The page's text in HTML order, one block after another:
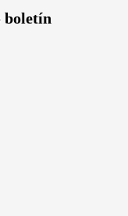
boletín